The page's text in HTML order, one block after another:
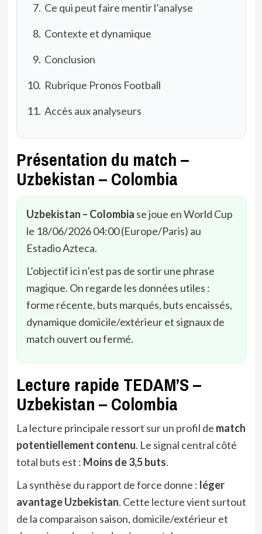
Ce qui peut faire mentir l’analyse
Contexte et dynamique
Conclusion
Rubrique Pronos Football
Accès aux analyseurs
Présentation du match –
Uzbekistan – Colombia
Uzbekistan – Colombia se joue en World Cup
le 18/06/2026 04:00 (Europe/Paris) au
Estadio Azteca.
L’objectif ici n’est pas de sortir une phrase
magique. On regarde les données utiles :
forme récente, buts marqués, buts encaissés,
dynamique domicile/extérieur et signaux de
match ouvert ou fermé.
Lecture rapide TEDAM’S –
Uzbekistan – Colombia
La lecture principale ressort sur un profil de match
potentiellement contenu. Le signal central côté
total buts est : Moins de 3,5 buts.
La synthèse du rapport de force donne : léger
avantage Uzbekistan. Cette lecture vient surtout
de la comparaison saison, domicile/extérieur et